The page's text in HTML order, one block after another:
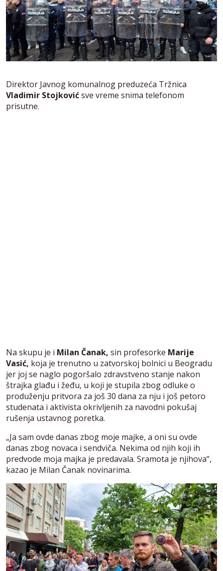
Direktor Javnog komunalnog preduzeća Tržnica
Vladimir Stojkovićsve vreme snima telefonom
prisutne.
Na skupu je i Milan Čanak, sin profesorke Marije
Vasić, koja je trenutno u zatvorskoj bolnici u Beogradu
jer joj se naglo pogoršalo zdravstveno stanje nakon
štrajka glađu i žeđu, u koji je stupila zbog odluke o
produženju pritvora za još 30 dana za nju i još petoro
studenata i aktivista okrivljenih za navodni pokušaj
rušenja ustavnog poretka.
„Ja sam ovde danas zbog moje majke, a oni su ovde
danas zbog novaca i sendviča. Nekima od njih koji ih
predvode moja majka je predavala. Sramota je njihova“,
kazao je Milan Čanak novinarima.